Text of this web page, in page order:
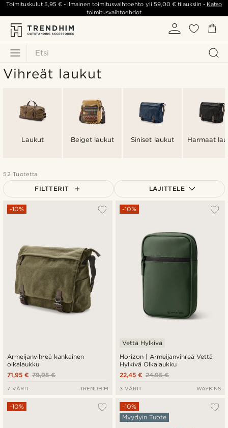
Etsi
Toimituskulut5,95 € - ilmainen toimitusvaihtoehto yli 59,00 €tilauksiin - Katso
toimitusvaihtoehdot
Vihreät laukut
Laukut Beiget laukut Siniset laukut Harmaat
52 Tuotetta
FILTTERIT LAJITTELE
Suosituin
Kallein
Armeijanvihreä kankainen
olkalaukku
-10%
79,95 €
71,95 €
7 VÄRIT TRENDHIM
Horizon | Armeijanvihreä Vettä
Hylkivä Olkalaukku
-10%
Vettä Hylkivä
24,95 €
22,45 €
3 VÄRIT WAYKINS
-10%
-10%
Myydyin Tuote